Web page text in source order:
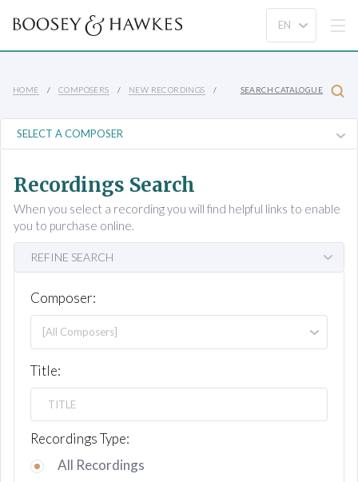
HOME COMPOSERS NEW RECORDINGS SEARCH CATALOGUE
Recordings Search
When you select a recording you will find helpful links to enable
you to purchase online.
REFINE SEARCH
Composer:
Title:
Recordings Type:
All Recordings